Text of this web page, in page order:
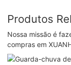
Produtos
Nossa missão é
compras em